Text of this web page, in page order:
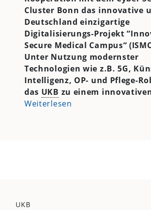
Cluster Bonn das innovative
Deutschland einzigartige
Digitalisierungs-Projekt
Secure Medical Campus“
Unter Nutzung modernster
Technologien wie z.B. 5G,
Intelligenz, OP- und Pflege-
das UKB zu einem
Weiterlesen
UKB